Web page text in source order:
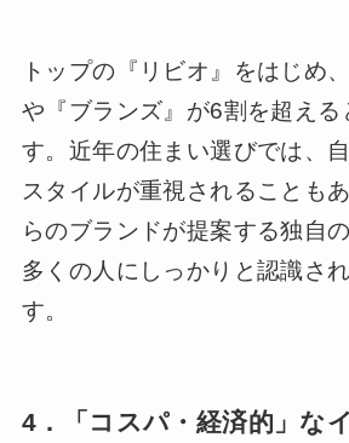
トップの『リビオ』をはじめ
や『ブランズ』が6割を超える
す。近年の住まい選びでは、
スタイルが重視されることも
らのブランドが提案する独自
多くの人にしっかりと認識さ
す。
4．「コスパ・経済的」な